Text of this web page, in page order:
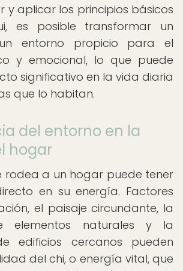
y aplicar los principios básicos
es posible transformar un
entorno propicio para el
y emocional, lo que puede
significativo en la vida diaria
que lo habitan.
del entorno en la
hogar
rodea a un hogar puede tener
en su energía. Factores
el paisaje circundante, la
elementos naturales y la
edificios cercanos pueden
del chi, o energía vital, que